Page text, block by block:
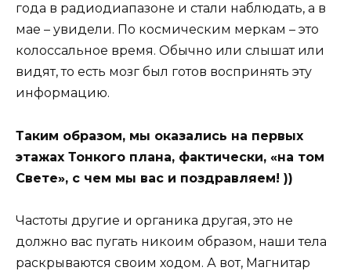
года в радиодиапазоне и стали наблюдать, а в
мае – увидели. По космическим меркам – это
колоссальное время. Обычно или слышат или
видят, то есть мозг был готов воспринять эту
информацию.
Таким образом, мы оказались на первых
этажах Тонкого плана, фактически, «на том
Свете», с чем мы вас и поздравляем! ))
Частоты другие и органика другая, это не
должно вас пугать никоим образом, наши тела
раскрываются своим ходом. А вот, Магнитар